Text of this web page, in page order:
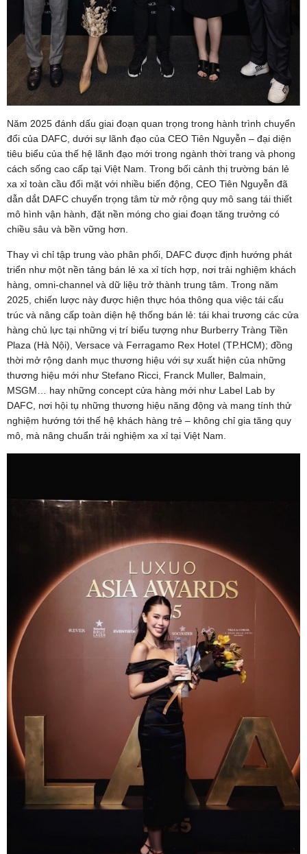
Năm 2025 đánh dấu giai đoạn quan trọng trong hành trình chuyển
đổi của DAFC, dưới sự lãnh đạo của CEO Tiên Nguyễn – đại diện
tiêu biểu của thế hệ lãnh đạo mới trong ngành thời trang và phong
cách sống cao cấp tại Việt Nam. Trong bối cảnh thị trường bán lẻ
xa xỉ toàn cầu đối mặt với nhiều biến động, CEO Tiên Nguyễn đã
dẫn dắt DAFC chuyển trọng tâm từ mở rộng quy mô sang tái thiết
mô hình vận hành, đặt nền móng cho giai đoạn tăng trưởng có
chiều sâu và bền vững hơn.
Thay vì chỉ tập trung vào phân phối, DAFC được định hướng phát
triển như một nền tảng bán lẻ xa xỉ tích hợp, nơi trải nghiệm khách
hàng, omni-channel và dữ liệu trở thành trung tâm. Trong năm
2025, chiến lược này được hiện thực hóa thông qua việc tái cấu
trúc và nâng cấp toàn diện hệ thống bán lẻ: tái khai trương các cửa
hàng chủ lực tại những vị trí biểu tượng như Burberry Tràng Tiền
Plaza (Hà Nội), Versace và Ferragamo Rex Hotel (TP.HCM); đồng
thời mở rộng danh mục thương hiệu với sự xuất hiện của những
thương hiệu mới như Stefano Ricci, Franck Muller, Balmain,
MSGM… hay những concept cửa hàng mới như Label Lab by
DAFC, nơi hội tụ những thương hiệu năng động và mang tính thử
nghiệm hướng tới thế hệ khách hàng trẻ – không chỉ gia tăng quy
mô, mà nâng chuẩn trải nghiệm xa xỉ tại Việt Nam.